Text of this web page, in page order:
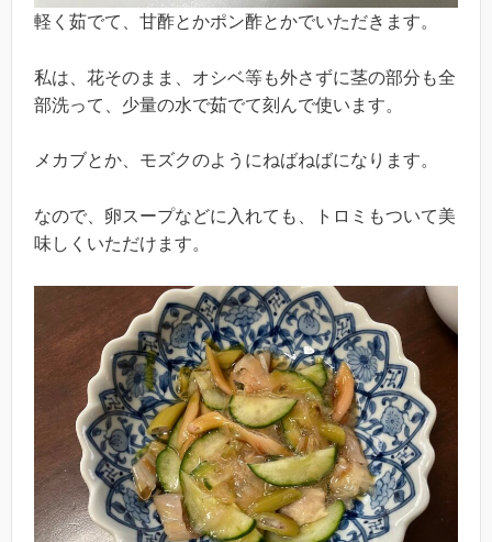
軽く茹でて、甘酢とかポン酢とかでいただきます。
私は、花そのまま、オシベ等も外さずに茎の部分も全
部洗って、少量の水で茹でて刻んで使います。
メカブとか、モズクのようにねばねばになります。
なので、卵スープなどに入れても、トロミもついて美
味しくいただけます。